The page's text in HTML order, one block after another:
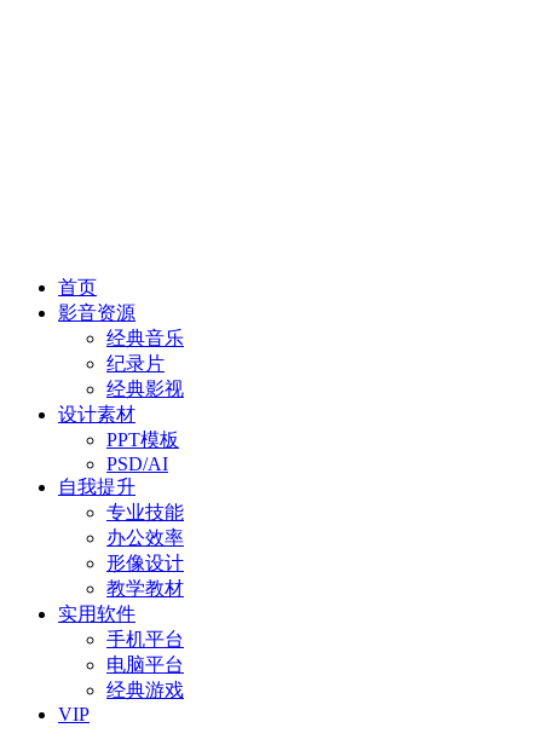
首页
影音资源
经典音乐
纪录片
经典影视
设计素材
PPT模板
PSD/AI
自我提升
专业技能
办公效率
形像设计
教学教材
实用软件
手机平台
电脑平台
经典游戏
VIP